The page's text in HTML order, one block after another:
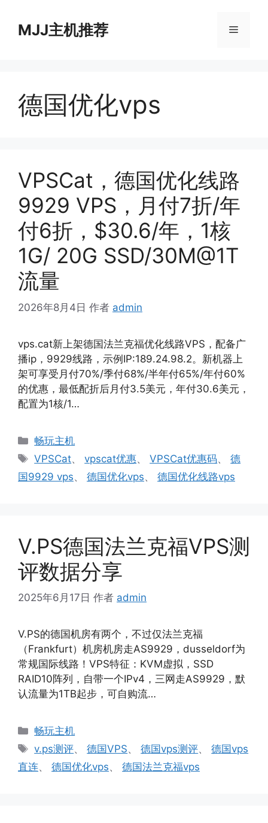
MJJ主机推荐 菜
德国优化vps
VPSCat，德国优化线路
9929 VPS，月付7折/年
付6折，$30.6/年，1核
1G/ 20G SSD/30M@1T
流量
2026年8月4日 作者 admin
vps.cat新上架德国法兰克福优化线路VPS，配备广
播ip，9929线路，示例IP:189.24.98.2。新机器上
架可享受月付70%/季付68%/半年付65%/年付60%
的优惠，最低配折后月付3.5美元，年付30.6美元，
配置为1核/1…
分
类
畅玩主机
标
签
VPSCat、vpscat优惠、VPSCat优惠码、德
国9929 vps、 德国优化vps、 德国优化线路vps
V.PS德国法兰克福VPS测
评数据分享
2025年6月17日 作者 admin
V.PS的德国机房有两个，不过仅法兰克福
（Frankfurt）机房机房走AS9929，dusseldorf为
常规国际线路！VPS特征：KVM虚拟，SSD
RAID10阵列，自带一个IPv4，三网走AS9929，默
认流量为1TB起步，可自购流…
分
类
畅玩主机
标
签
v.ps测评、德国VPS、德国vps测评、德国vps
直连、 德国优化vps、 德国法兰克福vps